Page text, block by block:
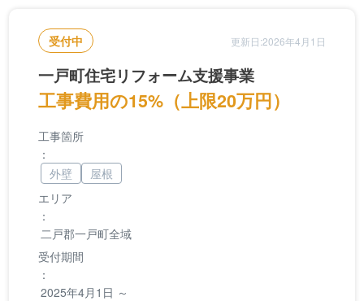
受付中 更新日:2026年4月1日
一戸町住宅リフォーム支援事業
工事費用の15%（上限20万円）
エリア
：
二戸郡一戸町全域
受付期間
：
2025年4月1日 ～
工事箇所
：
外壁
屋根